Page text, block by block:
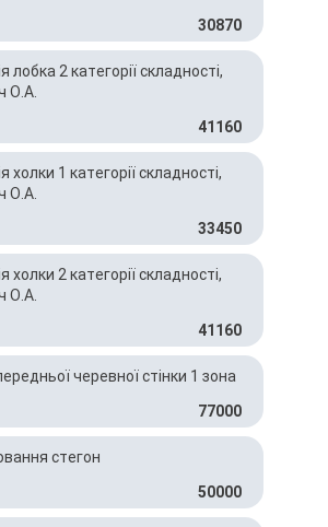
30870
лобка 2 категорії складності,
О.А.
41160
холки 1 категорії складності,
О.А.
33450
холки 2 категорії складності,
О.А.
41160
черевної стінки 1 зона
77000
стегон
50000